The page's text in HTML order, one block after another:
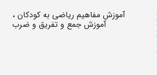
آموزش مفاهیم ریاضی به کودکان ،
آموزش جمع و تفریق و ضرب